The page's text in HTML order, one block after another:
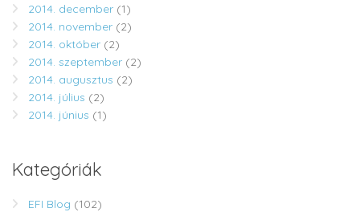
2014. december (1)
2014. november (2)
2014. október (2)
2014. szeptember (2)
2014. augusztus (2)
2014. július (2)
2014. június (1)
Kategóriák
EFI Blog (102)